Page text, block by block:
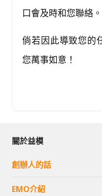
口會及時和您聯絡。
倘若因此導致您的
您萬事如意！
關於益模
創辦人的話
EMO介紹